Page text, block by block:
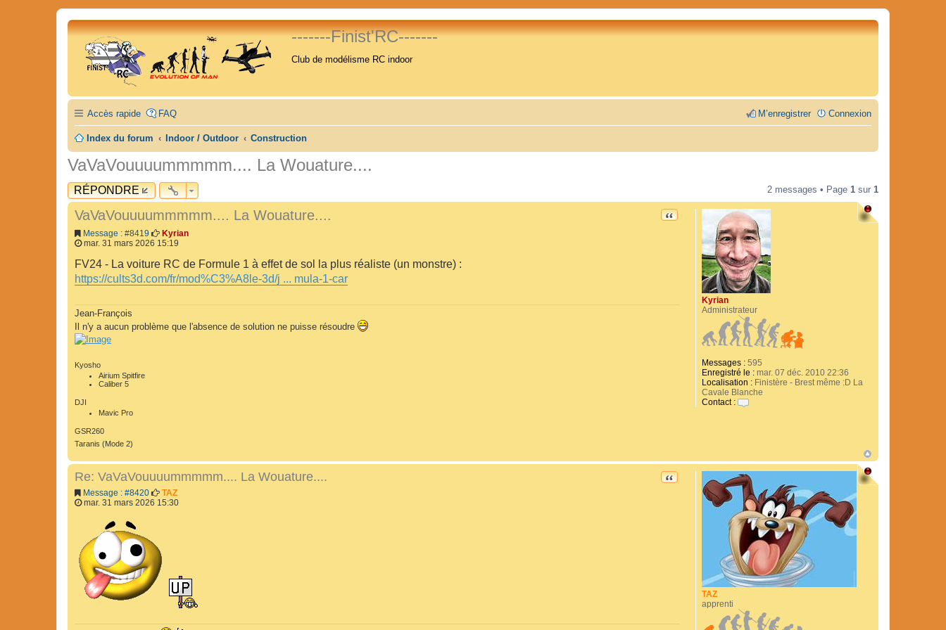
-------Finist'RC-------
Club de modélisme RC indoor
Accès rapide FAQ Connexion
M’enregistrer
Index du forum Indoor / Outdoor Construction
VaVaVouuuummmmm.... La Wouature....
RÉPONDRE 2 messages • Page 1 sur 1
Kyrian
Administrateur
Messages :595
Enregistré le :mar. 07 déc. 2010 22:36
Localisation :Finistère - Brest même :D La
Cavale Blanche
Contact :
c
t
e
r
K
y
r
i
a
n
VaVaVouuuummmmm.... La Wouature.... CITATION
Message : #8419
Kyrian
mar. 31 mars 2026 15:19
FV24 - La voiture RC de Formule 1 à effet de sol la plus réaliste (un monstre) :
https://cults3d.com/fr/mod%C3%A8le-3d/j ... mula-1-car
Jean-François
Il n'y a aucun problème que l'absence de solution ne puisse résoudre
Kyosho
Airium Spitfire
Caliber 5
DJI
Mavic Pro
GSR260
Taranis (Mode 2)
TAZ
apprenti
Re: VaVaVouuuummmmm.... La Wouature.... CITATION
Message : #8420
TAZ
mar. 31 mars 2026 15:30